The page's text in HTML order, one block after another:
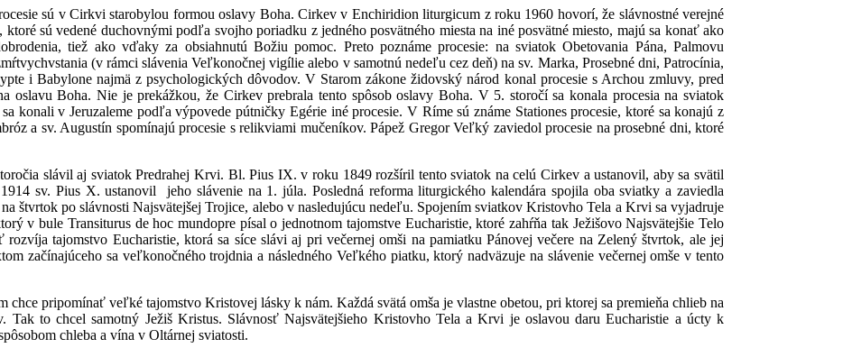
sú v Cirkvi starobylou formou oslavy Boha. Cirkev v Enchiridion liturgicum z roku 1960 hovorí, že slávnostné verejné
sú vedené duchovnými podľa svojho poriadku z jedného posvätného miesta na iné posvätné miesto, majú sa konať ako
tiež ako vďaky za obsiahnutú Božiu pomoc. Preto poznáme procesie: na sviatok Obetovania Pána, Palmovu
(v rámci slávenia Veľkonočnej vigílie alebo v samotnú nedeľu cez deň) na sv. Marka, Prosebné dni, Patrocínia,
i Babylone najmä z psychologických dôvodov. V Starom zákone židovský národ konal procesie s Archou zmluvy, pred
oslavu Boha. Nie je prekážkou, že Cirkev prebrala tento spôsob oslavy Boha. V 5. storočí sa konala procesia na sviatok
konali v Jeruzaleme podľa výpovede pútničky Egérie iné procesie. V Ríme sú známe Stationes procesie, ktoré sa konajú z
a sv. Augustín spomínajú procesie s relikviami mučeníkov. Pápež Gregor Veľký zaviedol procesie na prosebné dni, ktoré
slávil aj sviatok Predrahej Krvi. Bl. Pius IX. v roku 1849 rozšíril tento sviatok na celú Cirkev a ustanovil, aby sa svätil
sv. Pius X. ustanovil jeho slávenie na 1. júla. Posledná reforma liturgického kalendára spojila oba sviatky a zaviedla
štvrtok po slávnosti Najsvätejšej Trojice, alebo v nasledujúcu nedeľu. Spojením sviatkov Kristovho Tela a Krvi sa vyjadruje
v bule Transiturus de hoc mundopre písal o jednotnom tajomstve Eucharistie, ktoré zahŕňa tak Ježišovo Najsvätejšie Telo
tajomstvo Eucharistie, ktorá sa síce slávi aj pri večernej omši na pamiatku Pánovej večere na Zelený štvrtok, ale jej
začínajúceho sa veľkonočného trojdnia a následného Veľkého piatku, ktorý nadväzuje na slávenie večernej omše v tento
chce pripomínať veľké tajomstvo Kristovej lásky k nám. Každá svätá omša je vlastne obetou, pri ktorej sa premieňa chlieb na
to chcel samotný Ježiš Kristus. Slávnosť Najsvätejšieho Kristovho Tela a Krvi je oslavou daru Eucharistie a úcty k
chleba a vína v Oltárnej sviatosti.